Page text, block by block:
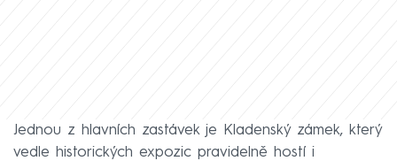
Jednou z hlavních zastávek je Kladenský zámek, který
vedle historických expozic pravidelně hostí i